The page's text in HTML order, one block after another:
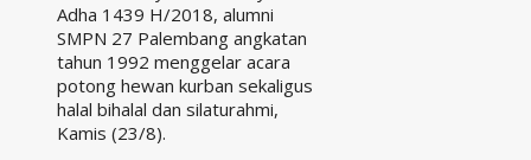
Adha 1439 H/2018, alumni
SMPN 27 Palembang angkatan
tahun 1992 menggelar acara
potong hewan kurban sekaligus
halal bihalal dan silaturahmi,
Kamis (23/8).